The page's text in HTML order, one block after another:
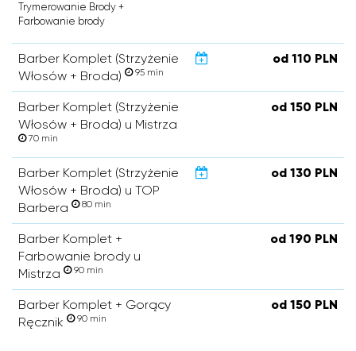
Trymerowanie Brody +
Farbowanie brody
Barber Komplet (Strzyżenie
Włosów + Broda)
95 min
od 110 PLN
Barber Komplet (Strzyżenie
Włosów + Broda) u Mistrza
70 min
od 150 PLN
Barber Komplet (Strzyżenie
Włosów + Broda) u TOP
Barbera
80 min
od 130 PLN
Barber Komplet +
Farbowanie brody u
Mistrza
90 min
od 190 PLN
Barber Komplet + Gorący
Ręcznik
90 min
od 150 PLN